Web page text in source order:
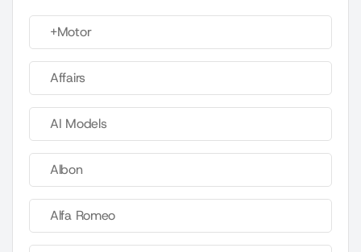
+Motor
Affairs
AI Models
Albon
Alfa Romeo